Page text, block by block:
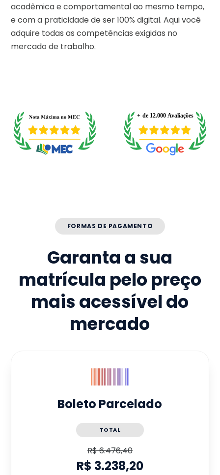
acadêmica e comportamental ao mesmo tempo,
e com a praticidade de ser 100% digital. Aqui você
adquire todas as competências exigidas no
mercado de trabalho.
FORMAS DE PAGAMENTO
Garanta a sua
matrícula pelo preço
mais acessível do
mercado
Boleto Parcelado
TOTAL
R$ 6.476,40
R$ 3.238,20